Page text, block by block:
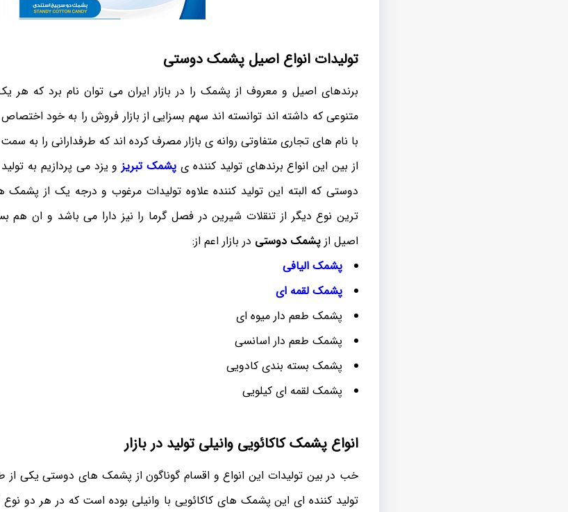
تولیدات انواع اصیل پشمک دوستی
برندهای اصیل و معروف از پشمک را در بازار ایران می توان نام برد که هر
متنوعی که داشته اند توانسته اند سهم بسزایی از بازار فروش را به خود
با نام های تجاری متفاوتی روانه ی بازار مصرف کرده اند که طرفدارانی را به
از بین این انواع برندهای تولید کننده ی پشمک تبریزو یزد می پردازیم به
دوستی که البته این تولید کننده علاوه تولیدات مرغوب و درجه یک از
ترین نوع دیگر از تنقلات شیرین در فصل گرما را نیز دارا می باشد و ان
اصیل از پشمک دوستی در بازار اعم از:
پشمک الیافی
پشمک لقمه ای
پشمک طعم دار میوه ای
پشمک طعم دار اسانسی
پشمک بسته بندی کادویی
پشمک لقمه ای کیلویی
انواع پشمک کاکائویی وانیلی تولید در بازار
خب در بین تولیدات این انواع و اقسام گوناگون از پشمک های دوستی یکی
تولید کننده ای این پشمک های کاکائویی با وانیلی بوده است که در هر دو